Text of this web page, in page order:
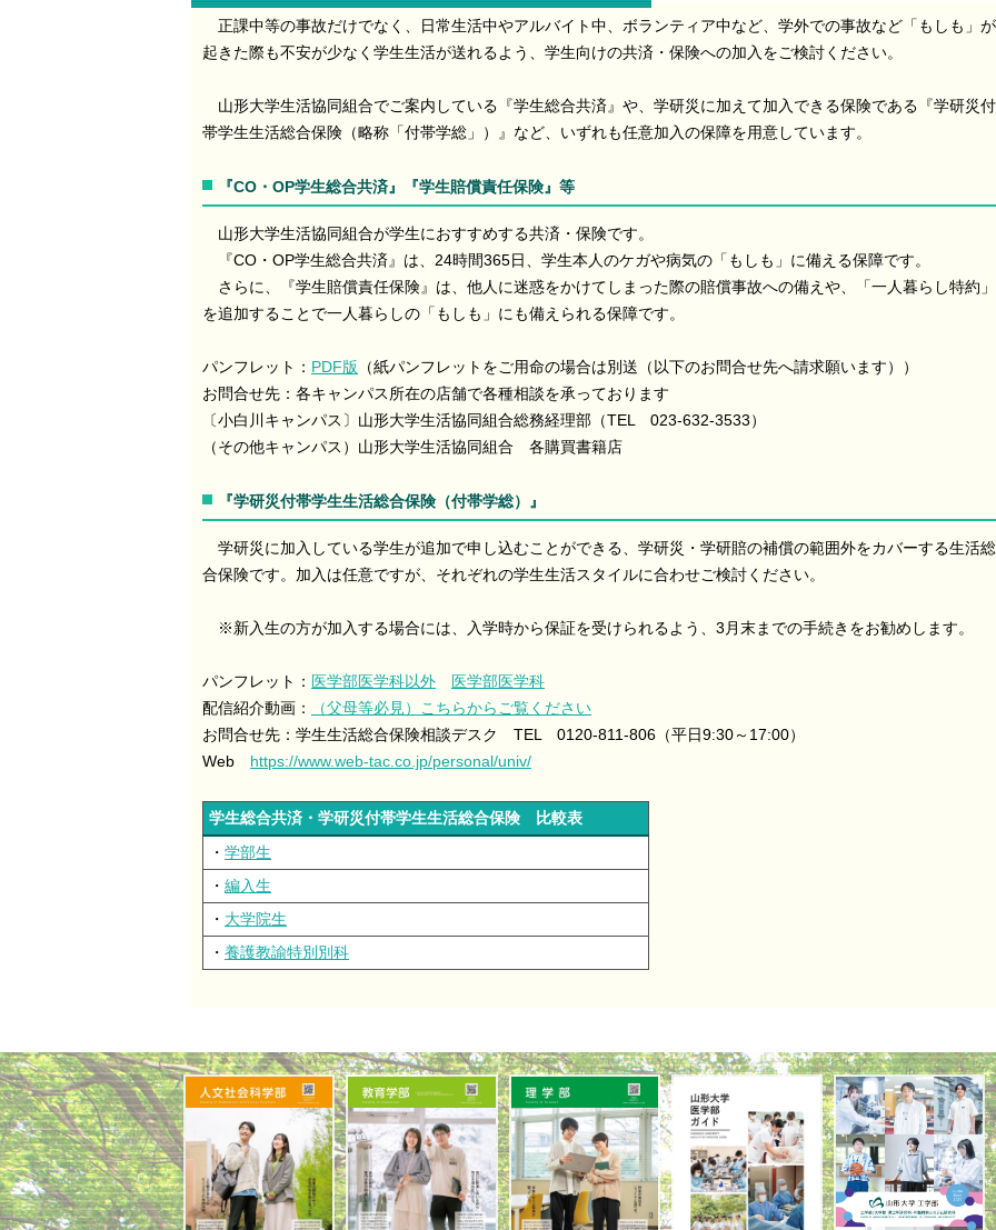
正課中等の事故だけでなく、日常生活中やアルバイト中、ボランティア中など、学外での事故など「もしも」が
起きた際も不安が少なく学生生活が送れるよう、学生向けの共済・保険への加入をご検討ください。
山形大学生活協同組合でご案内している『学生総合共済』や、学研災に加えて加入できる保険である『学研災付
帯学生生活総合保険（略称「付帯学総」）』など、いずれも任意加入の保障を用意しています。
『CO・OP学生総合共済』『学生賠償責任保険』等
山形大学生活協同組合が学生におすすめする共済・保険です。
『CO・OP学生総合共済』は、24時間365日、学生本人のケガや病気の「もしも」に備える保障です。
さらに、『学生賠償責任保険』は、他人に迷惑をかけてしまった際の賠償事故への備えや、「一人暮らし特約」
を追加することで一人暮らしの「もしも」にも備えられる保障です。
パンフレット： PDF版 （紙パンフレットをご用命の場合は別送（以下のお問合せ先へ請求願います））
お問合せ先：各キャンパス所在の店舗で各種相談を承っております
〔小白川キャンパス〕山形大学生活協同組合総務経理部（TEL 023-632-3533）
（その他キャンパス）山形大学生活協同組合 各購買書籍店
『学研災付帯学生生活総合保険（付帯学総）』
学研災に加入している学生が追加で申し込むことができる、学研災・学研賠の補償の範囲外をカバーする生活総
合保険です。加入は任意ですが、それぞれの学生生活スタイルに合わせご検討ください。
※新入生の方が加入する場合には、入学時から保証を受けられるよう、3月末までの手続きをお勧めします。
パンフレット： 医学部医学科以外
医学部医学科
配信紹介動画：
（父母等必見）こちらからご覧ください
お問合せ先：学生生活総合保険相談デスク TEL 0120-811-806（平日9:30～17:00）
Web https://www.web-tac.co.jp/personal/univ/
学生総合共済・ 学研災付帯学生生活総合保険
比較表
・ 学部生
・ 編入生
・ 大学院生
・ 養護教諭特別別科